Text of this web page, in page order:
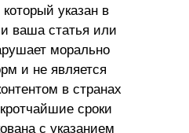
указан в
ваша статья или
морально
и не является
в странах
сроки
с указанием